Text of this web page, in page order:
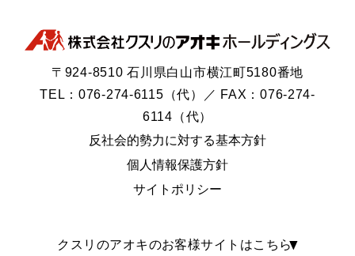
〒924-8510 石川県白山市横江町5180番地
TEL：076-274-6115（代）／ FAX：076-274-
6114（代）
反社会的勢力に対する基本方針
個人情報保護方針
サイトポリシー
クスリのアオキのお客様サイトはこちら